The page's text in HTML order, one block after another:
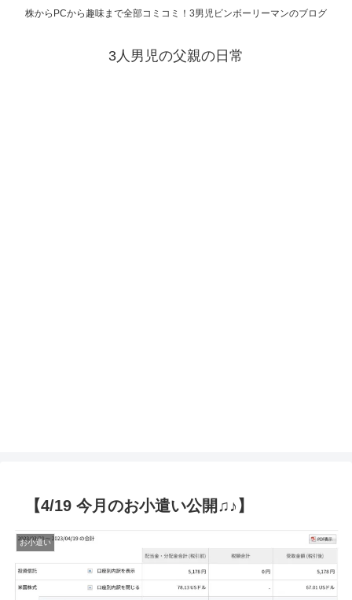
株からPCから趣味まで全部コミコミ！3男児ビンボーリーマンのブログ
3人男児の父親の日常
【4/19 今月のお小遣い公開♫♪】
お小遣い